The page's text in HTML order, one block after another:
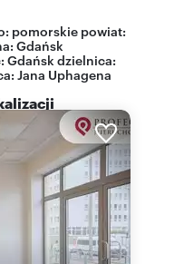
pomorskie powiat:
Gdańsk
Gdańsk dzielnica:
Jana Uphagena